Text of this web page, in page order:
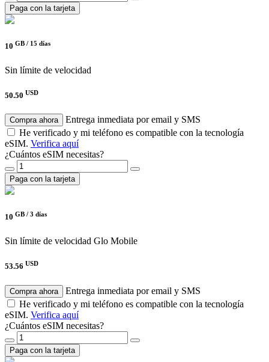
Paga con la tarjeta
10 GB / 15 días
Sin límite de velocidad
50.50 USD
Compra ahora
Entrega inmediata por email y SMS
He verificado y mi teléfono es compatible con la tecnología
eSIM. Verifica aquí
¿Cuántos eSIM necesitas?
Paga con la tarjeta
10 GB / 3 días
Sin límite de velocidad Glo Mobile
53.56 USD
Compra ahora
Entrega inmediata por email y SMS
He verificado y mi teléfono es compatible con la tecnología
eSIM. Verifica aquí
¿Cuántos eSIM necesitas?
Paga con la tarjeta